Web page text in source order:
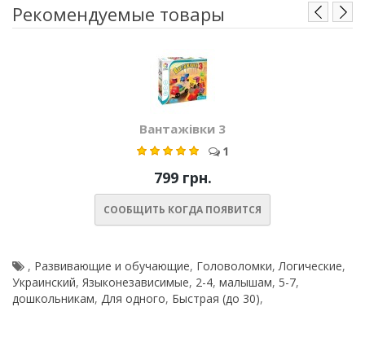
Рекомендуемые товары
Вантажівки 3
1
799 грн.
СООБЩИТЬ КОГДА ПОЯВИТСЯ
, Развивающие и обучающие, Головоломки,Логические,
Украинский, Языконезависимые, 2-4, малышам, 5-7,
дошкольникам, Для одного, Быстрая (до 30),